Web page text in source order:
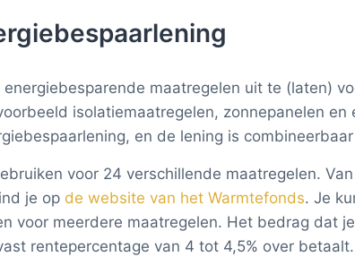
energiebesparende maatregelen uit te (laten)
isolatiemaatregelen, zonnepanelen
en de lening is
voor 24 verschillende maatregelen.
je op de website van het Warmtefonds. Je
voor meerdere maatregelen. Het bedrag dat
rentepercentage van 4 tot 4,5% over betaalt.